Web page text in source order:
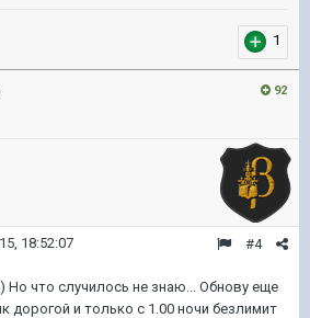
1
92
#4
18:52:07
Но что случилось не знаю... Обнову еще
дорогой и только с 1.00 ночи безлимит